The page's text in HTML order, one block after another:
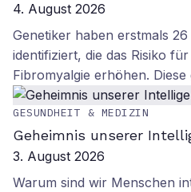
4. August 2026
Genetiker haben erstmals
identifiziert, die das Risiko
Fibromyalgie erhöhen.
GESUNDHEIT & MEDIZIN
Geheimnis unserer
3. August 2026
Warum sind wir Menschen